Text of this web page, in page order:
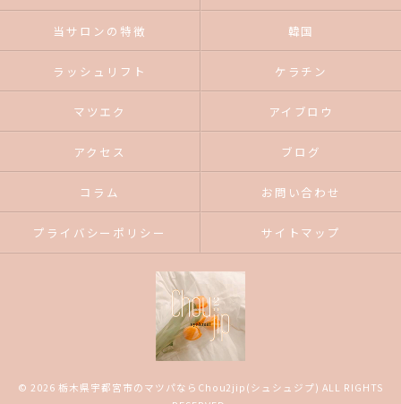
当サロンの特徴 韓国
ラッシュリフト ケラチン
マツエク アイブロウ
アクセス ブログ
コラム お問い合わせ
プライバシーポリシー サイトマップ
© 2026 栃木県宇都宮市のマツパならChou2jip(シュシュジプ) ALL RIGHTS